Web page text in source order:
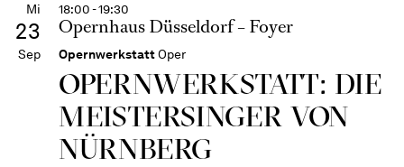
Mi
23
Sep
18:00 - 19:30
Opernhaus Düsseldorf – Foyer
OpernwerkstattOper
OPERN­WERKSTATT: DIE
MEISTER­SINGER VON
NÜRNBERG